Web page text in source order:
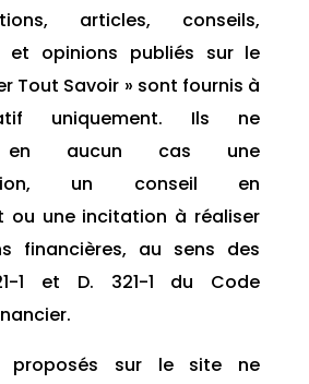
articles, conseils,
et opinions publiés sur le
Tout Savoir » sont fournis à
uniquement. Ils ne
en aucun cas une
un conseil en
ou une incitation à réaliser
financières, au sens des
1 et D. 321-1 du Code
proposés sur le site ne